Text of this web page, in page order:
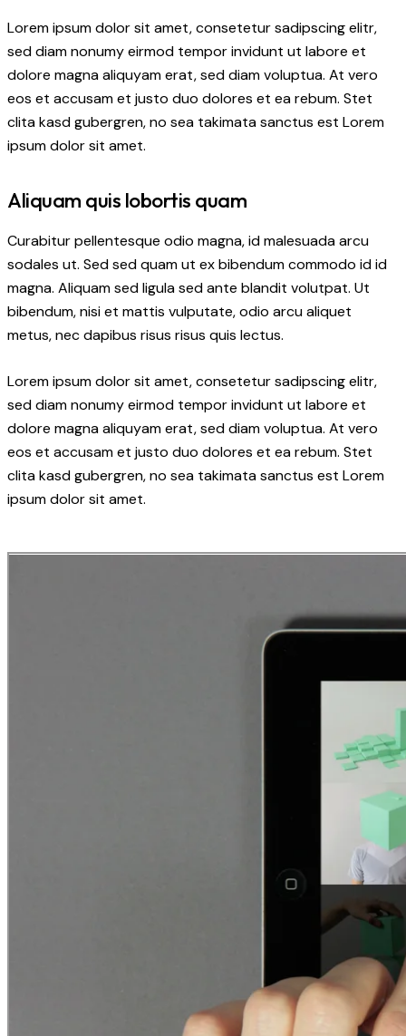
Lorem ipsum dolor sit amet, consetetur sadipscing elitr,
sed diam nonumy eirmod tempor invidunt ut labore et
dolore magna aliquyam erat, sed diam voluptua. At vero
eos et accusam et justo duo dolores et ea rebum. Stet
clita kasd gubergren, no sea takimata sanctus est Lorem
ipsum dolor sit amet.
Aliquam quis lobortis quam
Curabitur pellentesque odio magna, id malesuada arcu
sodales ut. Sed sed quam ut ex bibendum commodo id id
magna. Aliquam sed ligula sed ante blandit volutpat. Ut
bibendum, nisi et mattis vulputate, odio arcu aliquet
metus, nec dapibus risus risus quis lectus.
Lorem ipsum dolor sit amet, consetetur sadipscing elitr,
sed diam nonumy eirmod tempor invidunt ut labore et
dolore magna aliquyam erat, sed diam voluptua. At vero
eos et accusam et justo duo dolores et ea rebum. Stet
clita kasd gubergren, no sea takimata sanctus est Lorem
ipsum dolor sit amet.